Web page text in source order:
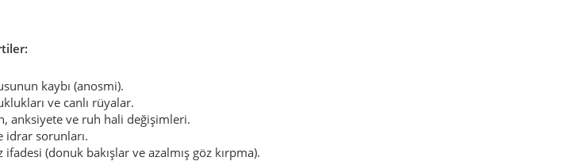
kaybı (anosmi).
ve canlı rüyalar.
anksiyete ve ruh hali değişimleri.
idrar sorunları.
ifadesi (donuk bakışlar ve azalmış göz kırpma).